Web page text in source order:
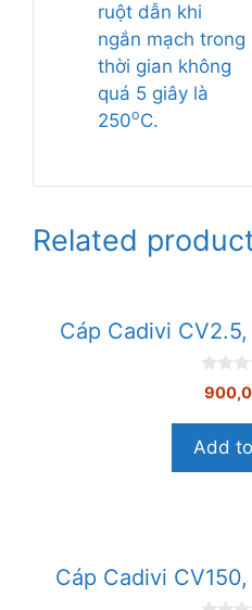
ruột dẫn khi
ngắn mạch trong
thời gian không
quá 5 giây là
250oC.
Related
Cáp Cadivi
0
n
à
5
Add
Cáp Cadivi